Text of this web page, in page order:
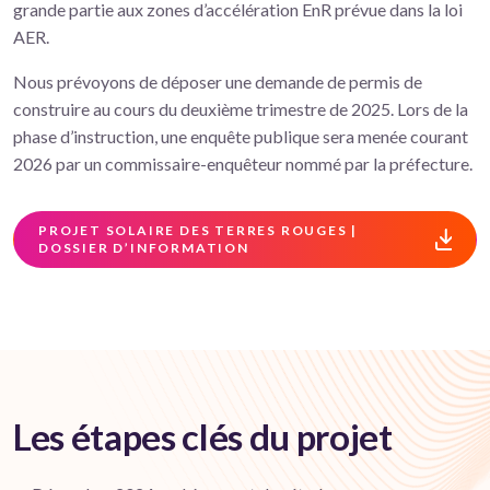
grande partie aux zones d’accélération EnR prévue dans la loi
AER.
Nous prévoyons de déposer une demande de permis de
construire au cours du deuxième trimestre de 2025. Lors de la
phase d’instruction, une enquête publique sera menée courant
2026 par un commissaire-enquêteur nommé par la préfecture.
PROJET SOLAIRE DES TERRES ROUGES |
DOSSIER D’INFORMATION
Les étapes clés du projet